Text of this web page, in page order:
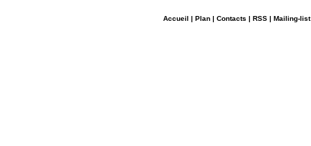
Accueil | Plan | Contacts | RSS | Mailing-list